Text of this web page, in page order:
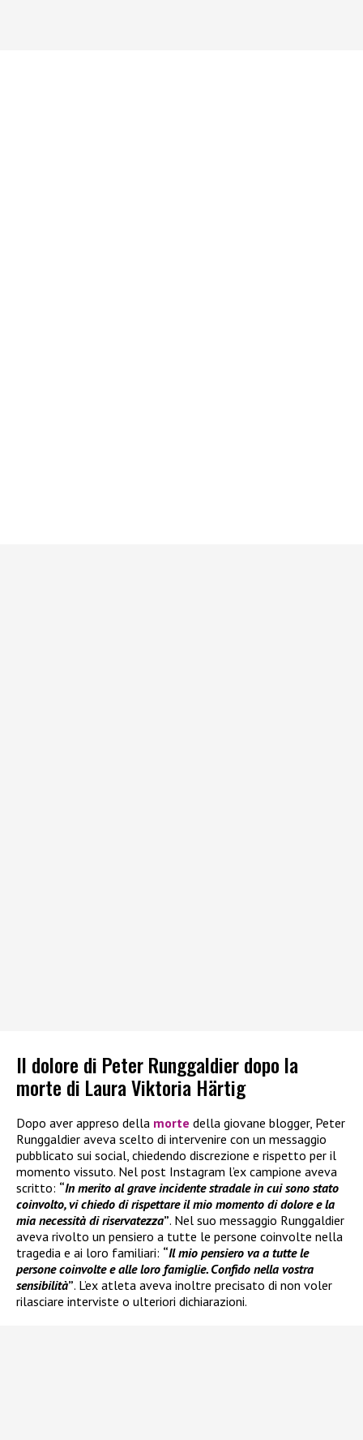
Il dolore di Peter Runggaldier dopo la
morte di Laura Viktoria Härtig
Dopo aver appreso della morte della giovane blogger, Peter
Runggaldier aveva scelto di intervenire con un messaggio
pubblicato sui social, chiedendo discrezione e rispetto per il
momento vissuto. Nel post Instagram l’ex campione aveva
scritto: “In merito al grave incidente stradale in cui sono stato
coinvolto, vi chiedo di rispettare il mio momento di dolore e la
mia necessità di riservatezza”. Nel suo messaggio Runggaldier
aveva rivolto un pensiero a tutte le persone coinvolte nella
tragedia e ai loro familiari: “Il mio pensiero va a tutte le
persone coinvolte e alle loro famiglie. Confido nella vostra
sensibilità”. L’ex atleta aveva inoltre precisato di non voler
rilasciare interviste o ulteriori dichiarazioni.